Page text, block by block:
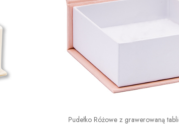
Pudełko Różowe z grawerowaną